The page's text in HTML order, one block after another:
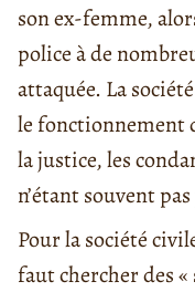
son ex-femme,
police à de
attaquée. La
le fonctionnement
la justice, les
n’étant souvent
Pour la société
faut chercher des